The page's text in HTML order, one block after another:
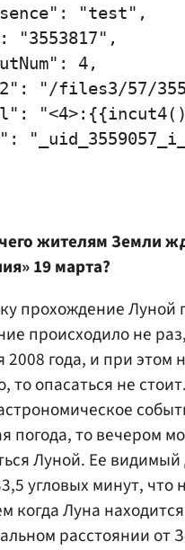
"test",
"3553817",
4,
"/files3/57/
жителям Земли
19 марта?
прохождение Луной
происходило не
2008 года, и при этом
то опасаться не
погода, то вечером
Луной. Ее
угловых минут, что
когда Луна находится
расстоянии от